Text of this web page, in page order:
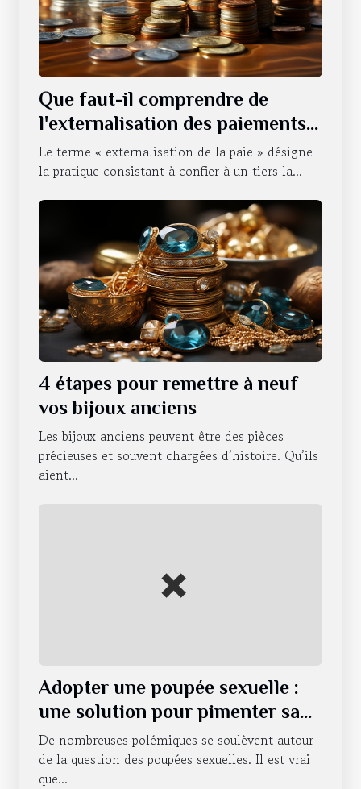
Que faut-il comprendre de
l'externalisation des paiements
d'une entreprise ?
Le terme « externalisation de la paie » désigne
la pratique consistant à confier à un tiers la...
4 étapes pour remettre à neuf
vos bijoux anciens
Les bijoux anciens peuvent être des pièces
précieuses et souvent chargées d’histoire. Qu’ils
aient...
Adopter une poupée sexuelle :
une solution pour pimenter sa
vie sexuelle ?
De nombreuses polémiques se soulèvent autour
de la question des poupées sexuelles. Il est vrai
que...